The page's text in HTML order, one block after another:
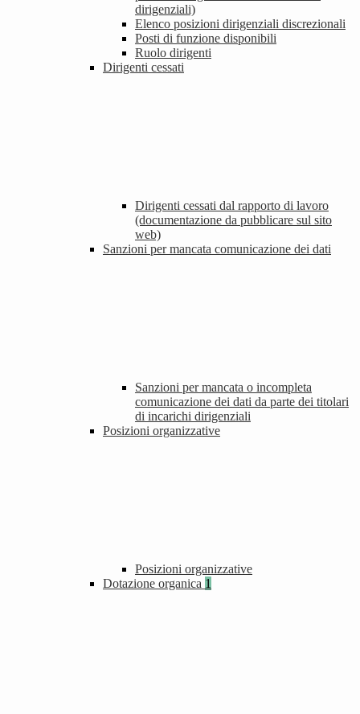
dirigenziali)
Elenco posizioni dirigenziali discrezionali
Posti di funzione disponibili
Ruolo dirigenti
Dirigenti cessati
Dirigenti cessati dal rapporto di lavoro
(documentazione da pubblicare sul sito
web)
Sanzioni per mancata comunicazione dei dati
Sanzioni per mancata o incompleta
comunicazione dei dati da parte dei titolari
di incarichi dirigenziali
Posizioni organizzative
Posizioni organizzative
Dotazione organica 1